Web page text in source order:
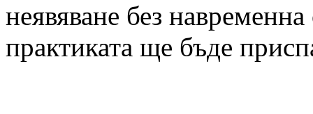
неявяване без
практиката ще бъде